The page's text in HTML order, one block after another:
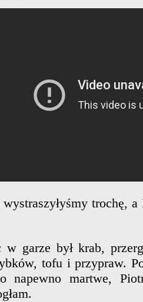
trochę,
w garze był krab,
tofu i przypraw.
napewno martwe,